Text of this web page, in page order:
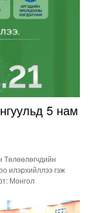
5 нам
Төлөөлөгчдийн
илэрхийллээ гэж
Монгол